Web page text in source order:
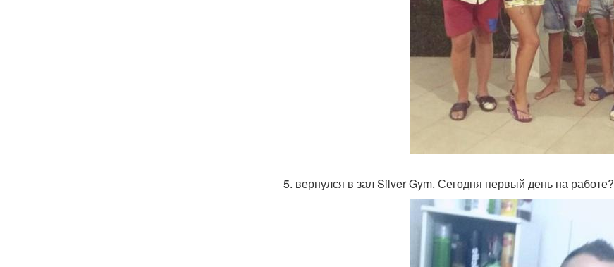
5. вернулся в зал Silver Gym. Сегодня первый день на работе?